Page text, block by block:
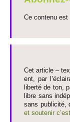
Ce contenu
Cet article –
ent, par
liberté de ton,
libre sans
sans publi­cité,
et so­utenir